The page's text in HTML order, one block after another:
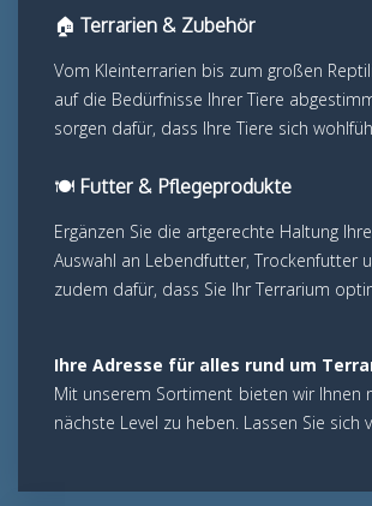
🏠 Terrarien & Zubehör
Vom Kleinterrarien bis zum großen
auf die Bedürfnisse Ihrer Tiere
sorgen dafür, dass Ihre Tiere sich
🍽️ Futter & Pflegeprodukte
Ergänzen Sie die artgerechte Haltung
Auswahl an Lebendfutter, Trockenfutter
zudem dafür, dass Sie Ihr Terrarium
Ihre Adresse für alles rund um
Mit unserem Sortiment bieten wir Ihnen
nächste Level zu heben. Lassen Sie